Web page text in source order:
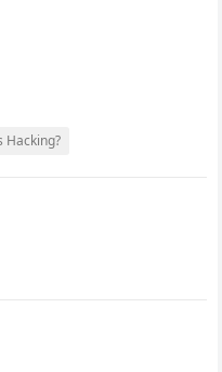
Hacking?